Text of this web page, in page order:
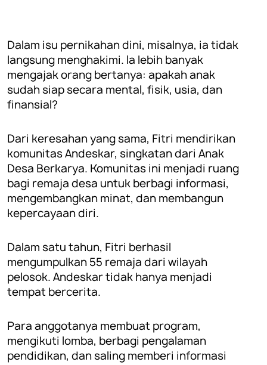
Dalam isu pernikahan dini, misalnya, ia tidak
langsung menghakimi. Ia lebih banyak
mengajak orang bertanya: apakah anak
sudah siap secara mental, fisik, usia, dan
finansial?
Dari keresahan yang sama, Fitri mendirikan
komunitas Andeskar, singkatan dari Anak
Desa Berkarya. Komunitas ini menjadi ruang
bagi remaja desa untuk berbagi informasi,
mengembangkan minat, dan membangun
kepercayaan diri.
Dalam satu tahun, Fitri berhasil
mengumpulkan 55 remaja dari wilayah
pelosok. Andeskar tidak hanya menjadi
tempat bercerita.
Para anggotanya membuat program,
mengikuti lomba, berbagi pengalaman
pendidikan, dan saling memberi informasi